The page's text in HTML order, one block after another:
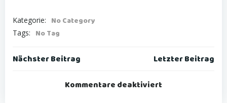
Kategorie: No Category
Tags: No Tag
Post
navigation
Nächster Beitrag
navigation
Letzter Beitrag
Kommentare deaktiviert